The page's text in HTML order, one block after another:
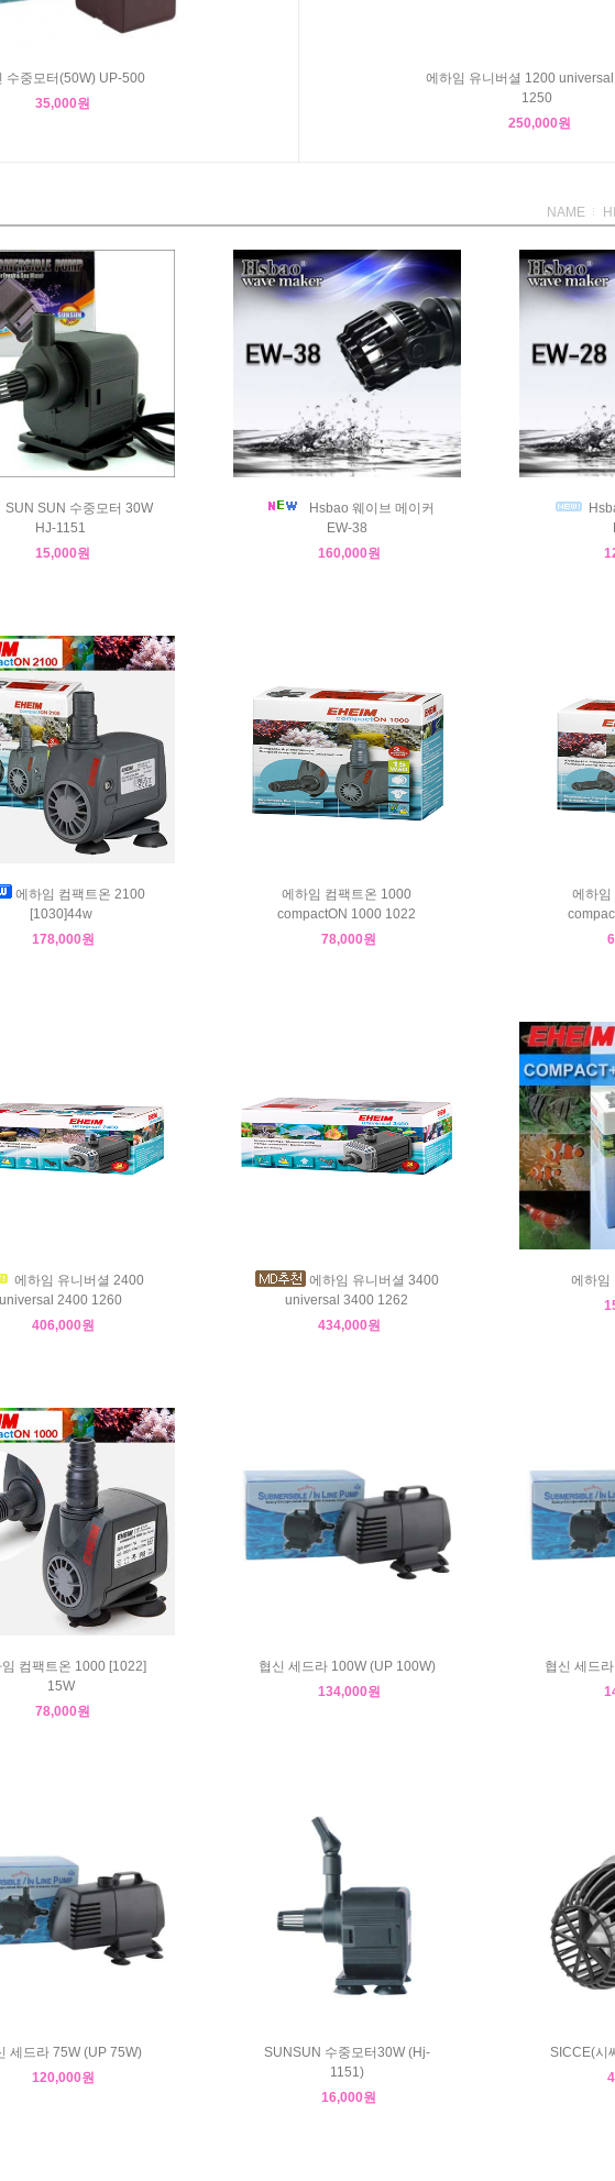
수중모터(50W) UP-500
35,000원
에하임 유니버셜 1200
1250
250,000원
NAME
SUN SUN 수중모터 30W
HJ-1151
15,000원
Hsbao 웨이브 메이커
EW-38
160,000원
에하임 컴팩트온 2100
[1030]44w
178,000원
에하임 컴팩트온 1000
compactON 1000 1022
78,000원
에하임
에하임 유니버셜 2400
universal 2400 1260
406,000원
에하임 유니버셜 3400
universal 3400 1262
434,000원
에하임
컴팩트온 1000 [1022]
15W
78,000원
협신 세드라 100W (UP 100W)
134,000원
협신 세드
세드라 75W (UP 75W)
120,000원
SUNSUN 수중모터30W (Hj-
1151)
16,000원
SICCE(시